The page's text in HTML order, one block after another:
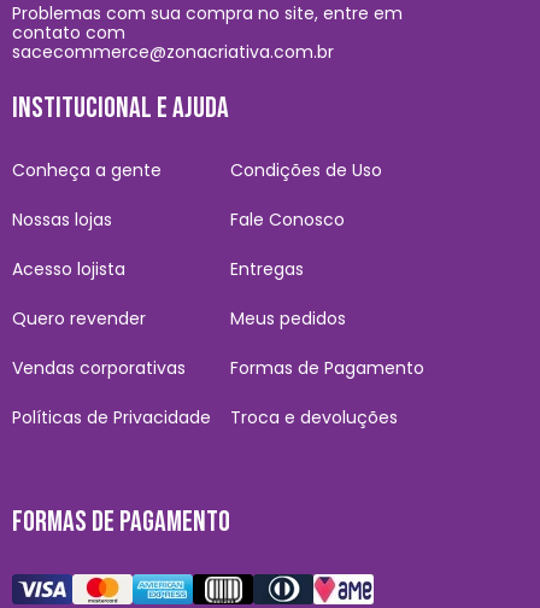
Problemas com sua compra no site, entre em
contato com
sacecommerce@zonacriativa.com.br
INSTITUCIONAL E AJUDA
Conheça a gente
Nossas lojas
Acesso lojista
Quero revender
Vendas corporativas
Políticas de Privacidade
Condições de Uso
Fale Conosco
Entregas
Meus pedidos
Formas de Pagamento
Troca e devoluções
FORMAS DE PAGAMENTO